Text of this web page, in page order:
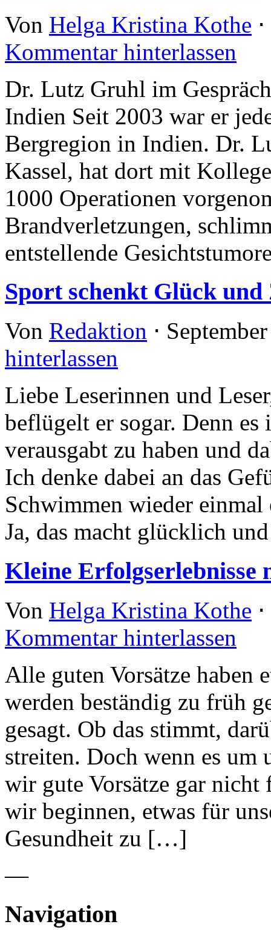
Von Helga Kristina Kothe ⋅
Kommentar hinterlassen
Dr. Lutz Gruhl im
Indien Seit 2003 war er
Bergregion in Indien. Dr.
Kassel, hat dort mit
1000 Operationen
Brandverletzungen,
entstellende
Sport schenkt Glück
Von Redaktion ⋅
hinterlassen
Liebe Leserinnen und
beflügelt er sogar. Denn
verausgabt zu haben und
Ich denke dabei an das
Schwimmen wieder
Ja, das macht glücklich
Kleine Erfolgserlebnisse
Von Helga Kristina Kothe ⋅
Kommentar hinterlassen
Alle guten Vorsätze haben
werden beständig zu früh
gesagt. Ob das stimmt,
streiten. Doch wenn es um
wir gute Vorsätze gar nicht
wir beginnen, etwas für
Gesundheit zu […]
—
Navigation